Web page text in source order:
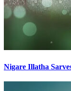
Nigare Illatha